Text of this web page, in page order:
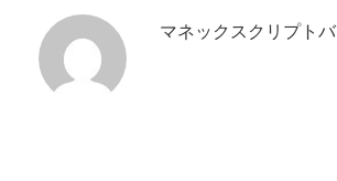
マネックスクリプトバ